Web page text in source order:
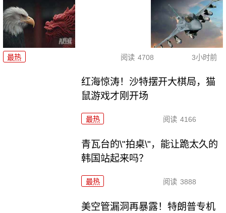
最热 阅读 4708 3小时前
红海惊涛！沙特摆开大棋局，猫
鼠游戏才刚开场
最热 阅读 4166
青瓦台的\"拍桌\"，能让跪太久的
韩国站起来吗？
最热 阅读 3888
美空管漏洞再暴露！特朗普专机